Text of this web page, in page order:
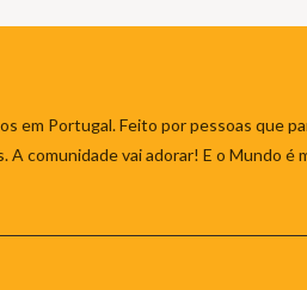
em Portugal. Feito por pessoas que
comunidade vai adorar! E o Mundo é